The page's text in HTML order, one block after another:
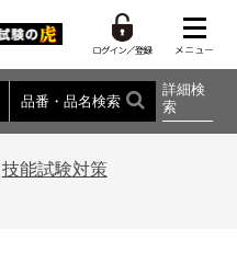
品番・品名検索
詳細検
索
技能試験対策